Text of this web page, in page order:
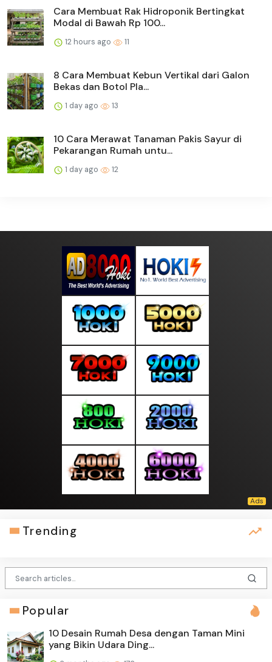
Cara Membuat Rak Hidroponik Bertingkat
Modal di Bawah Rp 100...
12 hours ago 11
8 Cara Membuat Kebun Vertikal dari Galon
Bekas dan Botol Pla...
1 day ago 13
10 Cara Merawat Tanaman Pakis Sayur di
Pekarangan Rumah untu...
1 day ago 12
Trending
Popular
10 Desain Rumah Desa dengan Taman Mini
yang Bikin Udara Ding...